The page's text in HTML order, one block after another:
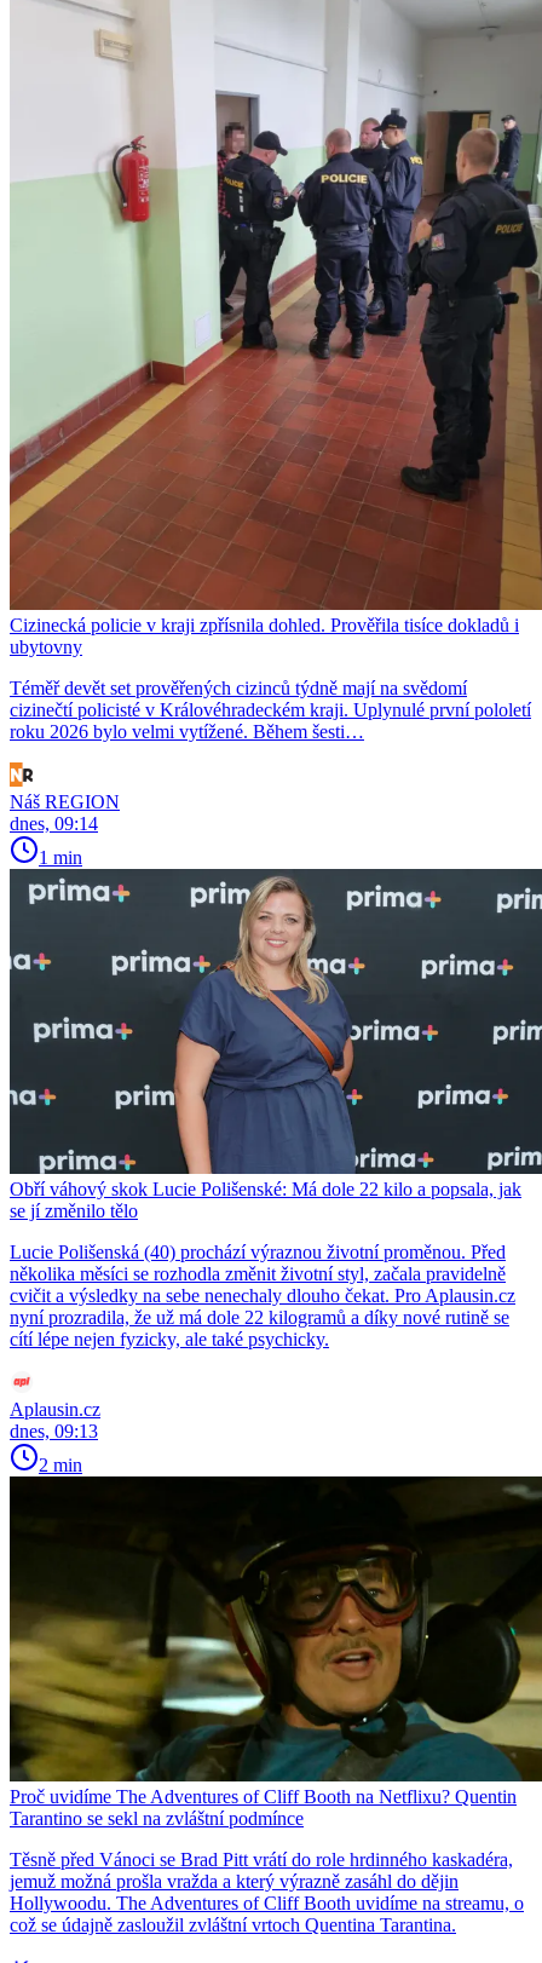
Cizinecká policie v kraji zpřísnila dohled. Prověřila tisíce dokladů i
ubytovny
Téměř devět set prověřených cizinců týdně mají na svědomí
cizinečtí policisté v Královéhradeckém kraji. Uplynulé první pololetí
roku 2026 bylo velmi vytížené. Během šesti…
Náš REGION
dnes, 09:14
1 min
Obří váhový skok Lucie Polišenské: Má dole 22 kilo a popsala, jak
se jí změnilo tělo
Lucie Polišenská (40) prochází výraznou životní proměnou. Před
několika měsíci se rozhodla změnit životní styl, začala pravidelně
cvičit a výsledky na sebe nenechaly dlouho čekat. Pro Aplausin.cz
nyní prozradila, že už má dole 22 kilogramů a díky nové rutině se
cítí lépe nejen fyzicky, ale také psychicky.
Aplausin.cz
dnes, 09:13
2 min
Proč uvidíme The Adventures of Cliff Booth na Netflixu? Quentin
Tarantino se sekl na zvláštní podmínce
Těsně před Vánoci se Brad Pitt vrátí do role hrdinného kaskadéra,
jemuž možná prošla vražda a který výrazně zasáhl do dějin
Hollywoodu. The Adventures of Cliff Booth uvidíme na streamu, o
což se údajně zasloužil zvláštní vrtoch Quentina Tarantina.